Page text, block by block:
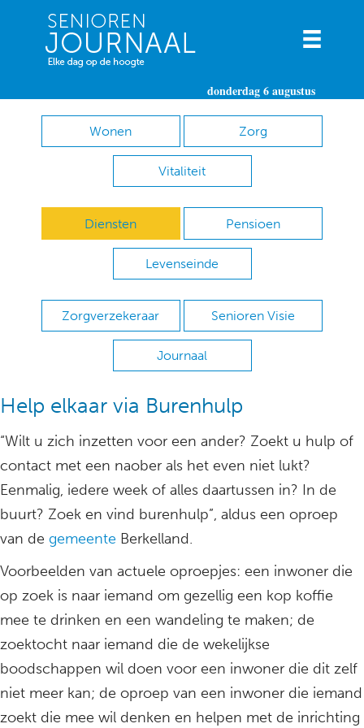
donderdag 6 augustus
Wonen Zorg
Vitaliteit
Diensten Pensioen
Levenseinde
Zorgverzekeraar Senioren Visie
Journaal
Help elkaar via Burenhulp
“Wilt u zich inzetten voor een ander? Zoekt u hulp of
contact met een naober als het even niet lukt?
Eenmalig, iedere week of alles daartussen in? In de
buurt? Zoek en vind burenhulp”, aldus een oproep
van de gemeente Berkelland.
Voorbeelden van actuele oproepjes: een inwoner die
op zoek is naar iemand om gezellig een kop koffie
mee te drinken en een wandeling te maken; de
zoektocht naar iemand die de wekelijkse
boodschappen wil doen voor een inwoner die dit zelf
niet meer kan; de oproep van een inwoner die iemand
zoekt die mee wil denken en helpen met de inrichting